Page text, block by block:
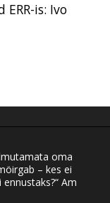
is: Ivo
oma
– kes ei
Am